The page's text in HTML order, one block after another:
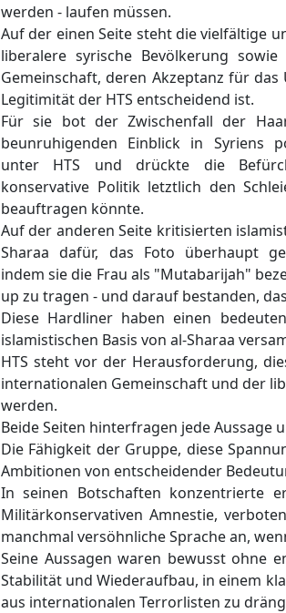
werden - laufen müssen.
Auf der einen Seite steht die vielfältige
liberalere syrische Bevölkerung
Gemeinschaft, deren Akzeptanz für
Legitimität der HTS entscheidend ist.
Für sie bot der Zwischenfall der
beunruhigenden Einblick in Syriens
unter HTS und drückte die
konservative Politik letztlich den
beauftragen könnte.
Auf der anderen Seite kritisierten
Sharaa dafür, das Foto überhaupt
indem sie die Frau als "Mutabarijah"
up zu tragen - und darauf bestanden,
Diese Hardliner haben einen
islamistischen Basis von al-Sharaa
HTS steht vor der Herausforderung,
internationalen Gemeinschaft und der
werden.
Beide Seiten hinterfragen jede Aussage
Die Fähigkeit der Gruppe, diese
Ambitionen von entscheidender
In seinen Botschaften konzentrierte
Militärkonservativen Amnestie,
manchmal versöhnliche Sprache an,
Seine Aussagen waren bewusst ohne
Stabilität und Wiederaufbau, in einem
aus internationalen Terrorlisten zu